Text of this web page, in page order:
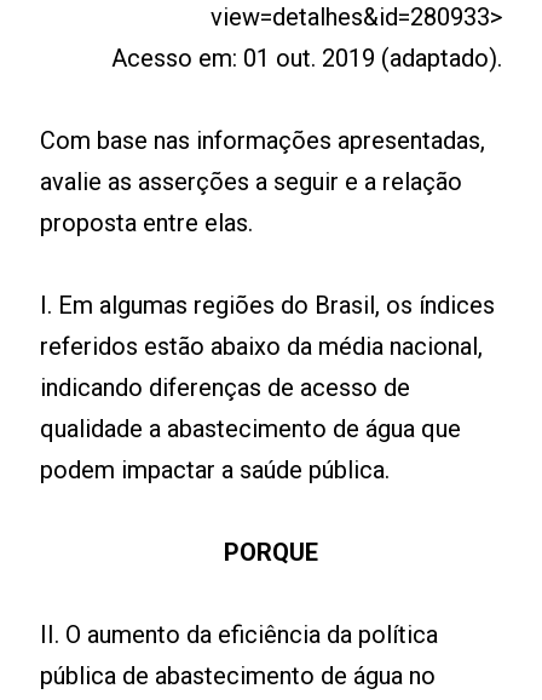
view=detalhes&id=280933>
Acesso em: 01 out. 2019 (adaptado).
Com base nas informações apresentadas,
avalie as asserções a seguir e a relação
proposta entre elas.
I. Em algumas regiões do Brasil, os índices
referidos estão abaixo da média nacional,
indicando diferenças de acesso de
qualidade a abastecimento de água que
podem impactar a saúde pública.
PORQUE
II. O aumento da eficiência da política
pública de abastecimento de água no